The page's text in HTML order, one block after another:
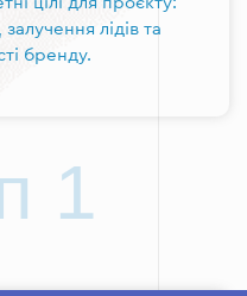
лідів та
бренду.
1